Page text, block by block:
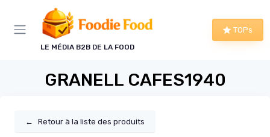
LE MÉDIA B2B DE LA FOOD
TOPs
GRANELL CAFES1940
← Retour à la liste des produits
Panneau de gestion des cookies